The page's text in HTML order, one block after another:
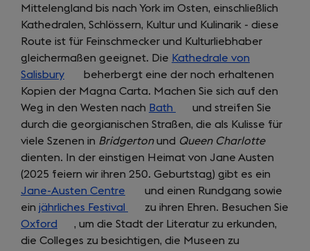
Mittelengland bis nach York im Osten, einschließlich
Kathedralen, Schlössern, Kultur und Kulinarik - diese
Route ist für Feinschmecker und Kulturliebhaber
gleichermaßen geeignet. Die Kathedrale von
Salisbury (opens
in
a
new
tab)
beherbergt eine der noch erhaltenen
Kopien der Magna Carta. Machen Sie sich auf den
Weg in den Westen nach Bath
(opens
in
a
new
tab)
und streifen Sie
durch die georgianischen Straßen, die als Kulisse für
viele Szenen in Bridgertonund Queen Charlotte
dienten. In der einstigen Heimat von Jane Austen
(2025 feiern wir ihren 250. Geburtstag) gibt es ein
Jane-Austen Centre (opens
a
new
und einen Rundgang sowie
ein jährliches Festival
(opens
in
a
zu ihren Ehren. Besuchen Sie
Oxford
(opens
in
, um die Stadt der Literatur zu erkunden,
die Colleges zu besichtigen, die Museen zu